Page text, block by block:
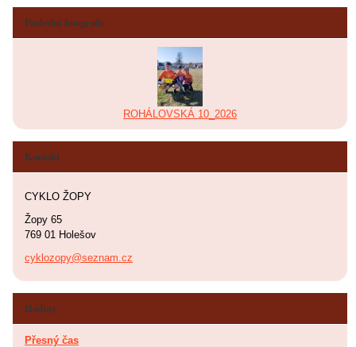
Poslední fotografie
ROHÁLOVSKÁ 10_2026
Kontakt
CYKLO ŽOPY
Žopy 65
769 01 Holešov
cyklozopy@seznam.cz
Hodiny
Přesný čas